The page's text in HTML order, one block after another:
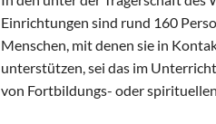
Einrichtungen sind rund 160
Menschen, mit denen sie in
unterstützen, sei das im
von Fortbildungs- oder